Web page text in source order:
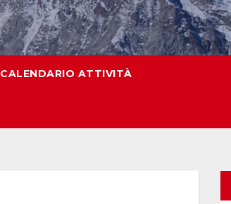
CALENDARIO ATTIVITÀ